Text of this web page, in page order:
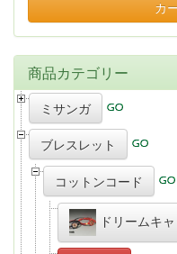
カ
商品カテゴリー
ミサンガ
ブレスレット
コットンコード
ドリームキ